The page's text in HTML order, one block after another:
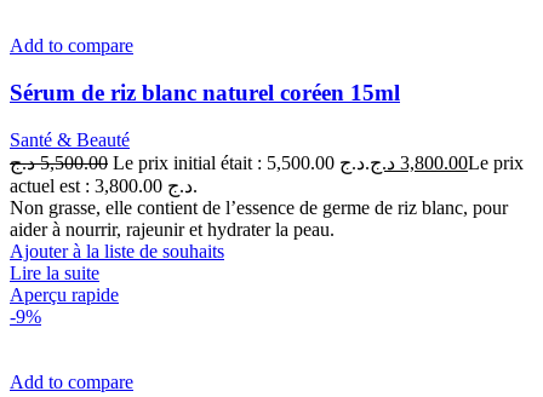
Add to compare
Sérum de riz blanc naturel coréen 15ml
Santé & Beauté
5,500.00 د.ج Le prix initial était : 5,500.00 د.ج. 3,800.00 د.ج
Le prix
actuel est : 3,800.00 د.ج.
Non grasse, elle contient de l’essence de germe de riz blanc, pour
aider à nourrir, rajeunir et hydrater la peau.
Ajouter à la liste de souhaits
Lire la suite
Aperçu rapide
-9%
Add to compare